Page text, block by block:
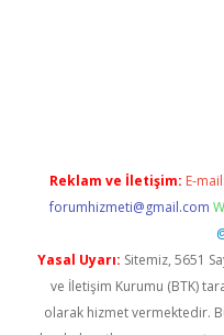
Reklam ve İletişim: E-mail:
forumhizmeti@gmail.com
Yasal Uyarı: Sitemiz, 5651
ve İletişim Kurumu (BTK)
olarak hizmet vermektedir.